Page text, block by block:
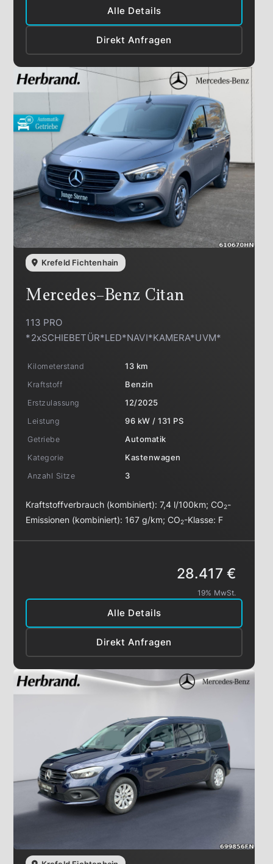
Alle Details
Direkt Anfragen
Krefeld Fichtenhain
Mercedes-Benz Citan
113 PRO
*2xSCHIEBETÜR*LED*NAVI*KAMERA*UVM*
Kilometerstand
13 km
Kraftstoff
Benzin
Erstzulassung
12/2025
Leistung
96 kW / 131 PS
Getriebe
Automatik
Kategorie
Kastenwagen
Anzahl Sitze
3
Kraftstoffverbrauch (kombiniert):7,4 l/100km;CO2-
Emissionen (kombiniert): 167 g/km;CO2-Klasse: F
Alle Details
Direkt Anfragen
28.417 €
19% MwSt.